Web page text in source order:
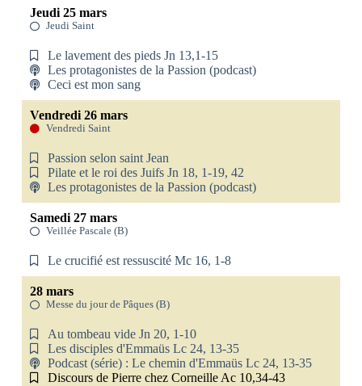
Jeudi 25 mars
Jeudi Saint
Le lavement des pieds Jn 13,1-15
Les protagonistes de la Passion (podcast)
Ceci est mon sang
Vendredi 26 mars
Vendredi Saint
Passion selon saint Jean
Pilate et le roi des Juifs Jn 18, 1-19, 42
Les protagonistes de la Passion (podcast)
Samedi 27 mars
Veillée Pascale (B)
Le crucifié est ressuscité Mc 16, 1-8
28 mars
Messe du jour de Pâques (B)
Au tombeau vide Jn 20, 1-10
Les disciples d'Emmaüs Lc 24, 13-35
Podcast (série) : Le chemin d'Emmaüs Lc 24, 13-35
Discours de Pierre chez Corneille Ac 10,34-43